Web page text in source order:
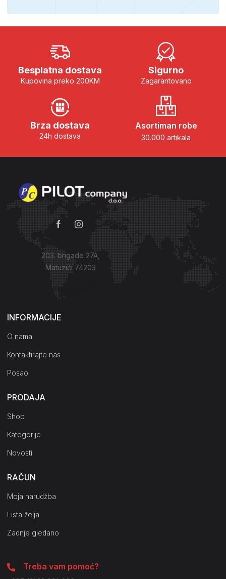
Besplatna dostava
Kupovina preko 200KM
Sigurno
Zagarantovano
Brza dostava
24h dostava
Asortiman robe
30.000 artikala
203. brigade 27A,
Matuzići 74203
Kako do nas?
INFORMACIJE
O nama
Kontaktirajte nas
Posao
PRODAJA
Shop
Kategorije
Novosti
RAČUN
Moja narudžba
Lista želja
Zadnje gledano
Treba vam pomoć?